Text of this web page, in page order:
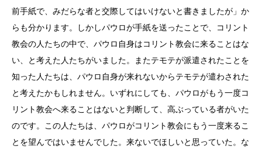
前手紙で、みだらな者と交際してはいけないと書きましたが」か
らも分かります。しかしパウロが手紙を送ったことで、コリント
教会の人たちの中で、パウロ自身はコリント教会に来ることはな
い、と考えた人たちがいました。またテモテが派遣されたことを
知った人たちは、パウロ自身が来れないからテモテが遣わされた
と考えたかもしれません。いずれにしても、パウロがもう一度コ
リント教会へ来ることはないと判断して、高ぶっている者がいた
のです。この人たちは、パウロがコリント教会にもう一度来るこ
とを望んではいませんでした。来ないでほしいと思っていた。な